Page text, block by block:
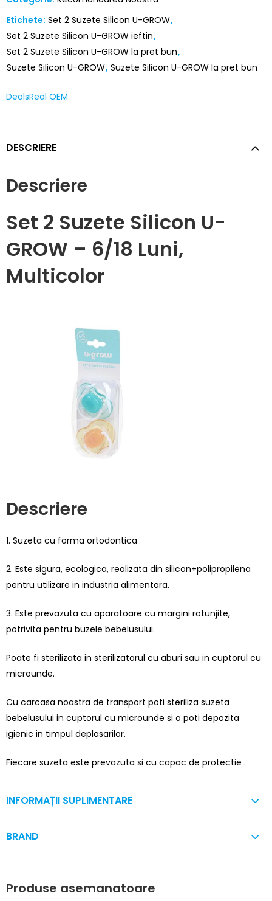
Etichete: Set 2 Suzete Silicon U-GROW,
Set 2 Suzete Silicon U-GROW ieftin,
Set 2 Suzete Silicon U-GROW la pret bun,
Suzete Silicon U-GROW, Suzete Silicon U-GROW la pret bun
DealsReal OEM
DESCRIERE
Descriere
Set 2 Suzete Silicon U-
GROW – 6/18 Luni,
Multicolor
Descriere
1. Suzeta cu forma ortodontica
2. Este sigura, ecologica, realizata din silicon+polipropilena
pentru utilizare in industria alimentara.
3. Este prevazuta cu aparatoare cu margini rotunjite,
potrivita pentru buzele bebelusului.
Poate fi sterilizata in sterilizatorul cu aburi sau in cuptorul cu
microunde.
Cu carcasa noastra de transport poti steriliza suzeta
bebelusului in cuptorul cu microunde si o poti depozita
igienic in timpul deplasarilor.
Fiecare suzeta este prevazuta si cu capac de protectie .
INFORMAȚII SUPLIMENTARE
BRAND
Produse asemanatoare